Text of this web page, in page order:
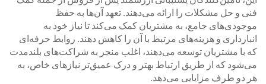
فنی و حل مشکلات را ارائه می‌دهند. تعهد آن‌ها به حفظ
موجودی‌های جامع، به مشتریان کمک می‌کند تا نیاز خود به
انبارداری و هزینه‌های مرتبط با آن را کاهش دهند. روابط حرفه‌ای
که با مشتریان توسعه می‌دهند، اغلب منجر به شراکت‌های بلندمدت
می‌شود که از طریق ارتباط بهتر و درک عمیق‌تر نیازهای خاص، به
هر دو طرف مزایایی می‌دهد.